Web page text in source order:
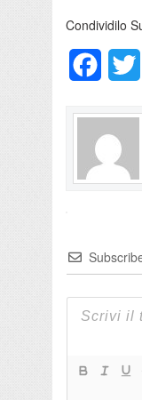
Condividilo